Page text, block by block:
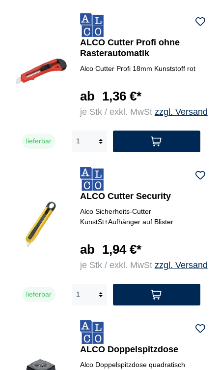
ALCO Cutter Profi ohne
Rasterautomatik
Alco Cutter Profi 18mm Kunststoff rot
ab 1,36 €*
je Stk / exkl. MwSt zzgl. Versand
lieferbar
ALCO Cutter Security
Alco Sicherheits-Cutter
KunstSt+Aufhänger auf Blister
ab 1,94 €*
je Stk / exkl. MwSt zzgl. Versand
lieferbar
ALCO Doppelspitzdose
Alco Doppelspitzdose quadratisch